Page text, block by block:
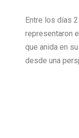
Entre los días
representaron
que anida en
desde una